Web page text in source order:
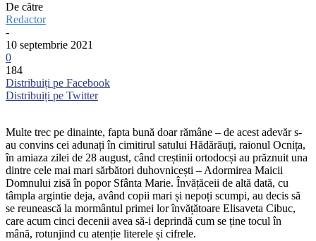
De către
Redactor
-
10 septembrie 2021
0
184
Distribuiți pe Facebook
Distribuiți pe Twitter
Multe trec pe dinainte, fapta bună doar rămâne – de acest adevăr s-
au convins cei adunați în cimitirul satului Hădărăuți, raionul Ocnița,
în amiaza zilei de 28 august, când creștinii ortodocși au prăznuit una
dintre cele mai mari sărbători duhovnicești – Adormirea Maicii
Domnului zisă în popor Sfânta Marie. Învățăceii de altă dată, cu
tâmpla argintie deja, având copii mari și nepoți scumpi, au decis să
se reunească la mormântul primei lor învățătoare Elisaveta Cibuc,
care acum cinci decenii avea să-i deprindă cum se ține tocul în
mână, rotunjind cu atenție literele și cifrele.